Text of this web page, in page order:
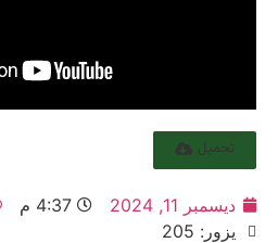
تحميل
ديسمبر 11, 2024 4:37 م
يزور: 205